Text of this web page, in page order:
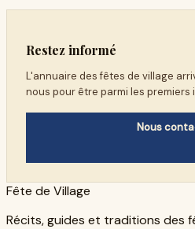
Restez informé
L'annuaire des fêtes de village
nous pour être parmi les premiers
Nous
Fête de Village
Récits, guides et traditions des